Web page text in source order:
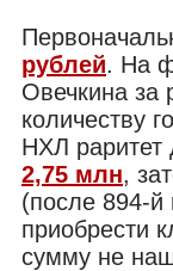
рублей. На
Овечкина за
количеству
НХЛ
2,75 млн,
(после 894-
приобрести
сумму не